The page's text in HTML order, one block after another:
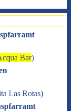
Bar)
Las Rotas)